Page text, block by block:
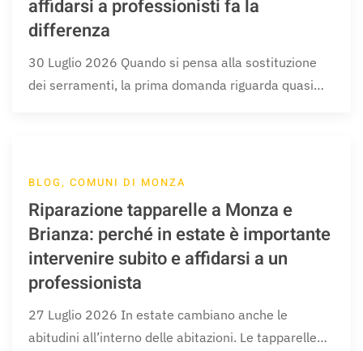
affidarsi a professionisti fa la
differenza
30 Luglio 2026 Quando si pensa alla sostituzione
dei serramenti, la prima domanda riguarda quasi…
BLOG, COMUNI DI MONZA
Riparazione tapparelle a Monza e
Brianza: perché in estate è importante
intervenire subito e affidarsi a un
professionista
27 Luglio 2026 In estate cambiano anche le
abitudini all’interno delle abitazioni. Le tapparelle…